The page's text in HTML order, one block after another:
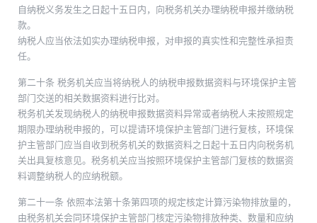
自纳税义务发生之日起十五日内，向税务机关办理纳税申报并缴纳税
款。
纳税人应当依法如实办理纳税申报，对申报的真实性和完整性承担责
任。
第二十条 税务机关应当将纳税人的纳税申报数据资料与环境保护主管
部门交送的相关数据资料进行比对。
税务机关发现纳税人的纳税申报数据资料异常或者纳税人未按照规定
期限办理纳税申报的，可以提请环境保护主管部门进行复核，环境保
护主管部门应当自收到税务机关的数据资料之日起十五日内向税务机
关出具复核意见。税务机关应当按照环境保护主管部门复核的数据资
料调整纳税人的应纳税额。
第二十一条 依照本法第十条第四项的规定核定计算污染物排放量的，
由税务机关会同环境保护主管部门核定污染物排放种类、数量和应纳